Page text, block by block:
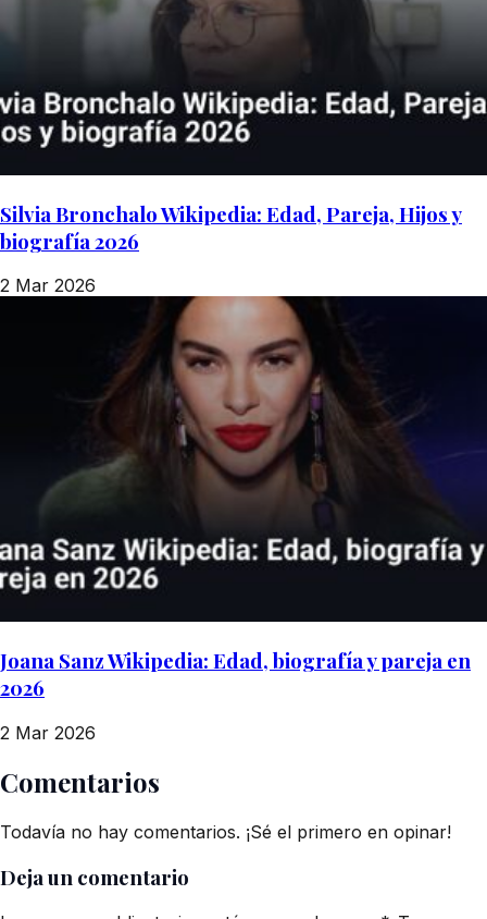
Silvia Bronchalo Wikipedia: Edad, Pareja, Hijos y
biografía 2026
2 Mar 2026
Joana Sanz Wikipedia: Edad, biografía y pareja en
2026
2 Mar 2026
Comentarios
Todavía no hay comentarios. ¡Sé el primero en opinar!
Deja un comentario